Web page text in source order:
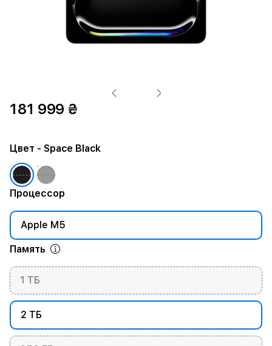
181 999 ₴
Цвет - Space Black
Процессор
Apple M5
Память
1 ТБ
2 ТБ